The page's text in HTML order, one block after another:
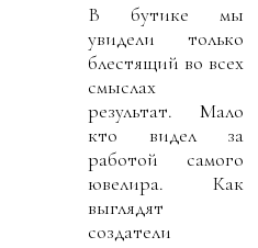
В бутике мы
увидели только
блестящий во всех
смыслах
результат. Мало
кто видел за
работой самого
ювелира. Как
выглядят
создатели